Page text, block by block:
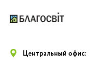
Центральный офис: